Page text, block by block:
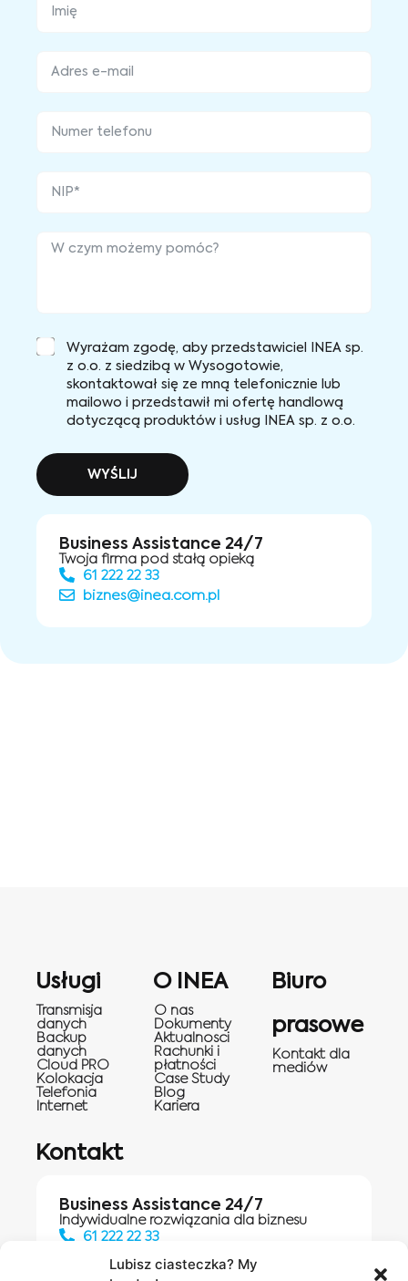
Lubisz ciasteczka? My
Wyrażam zgodę, aby przedstawiciel INEA sp.
z o.o. z siedzibą w Wysogotowie,
skontaktował się ze mną telefonicznie lub
mailowo i przedstawił mi ofertę handlową
dotyczącą produktów i usług INEA sp. z o.o.
WYŚLIJ
Business Assistance 24/7
Twoja firma pod stałą opieką
61 222 22 33
biznes@inea.com.pl
Usługi
Transmisja
danych
Backup
danych
Cloud PRO
Kolokacja
Telefonia
Internet
O INEA
O nas
Dokumenty
Aktualnosci
Rachunki i
płatności
Case Study
Blog
Kariera
Biuro
prasowe
Kontakt dla
mediów
Kontakt
Business Assistance 24/7
Indywidualne rozwiązania dla biznesu
61 222 22 33